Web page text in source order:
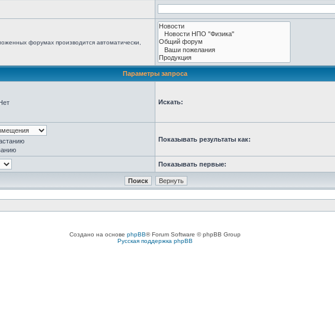
форумах производится автоматически,
Параметры запроса
Искать:
Показывать результаты как:
Показывать первые:
Создано на основе phpBB® Forum Software © phpBB Group
Русская поддержка phpBB